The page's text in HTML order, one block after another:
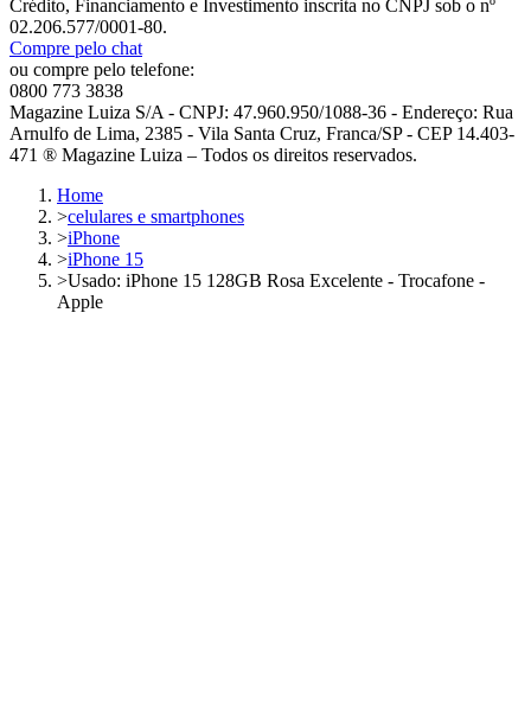
Crédito, Financiamento e Investimento inscrita no CNPJ sob o nº
02.206.577/0001-80.
Compre pelo chat
ou compre pelo telefone:
0800 773 3838
Magazine Luiza S/A - CNPJ: 47.960.950/1088-36 - Endereço: Rua
Arnulfo de Lima, 2385 - Vila Santa Cruz, Franca/SP - CEP 14.403-
471 ® Magazine Luiza – Todos os direitos reservados.
Home
>celulares e smartphones
>iPhone
>iPhone 15
>Usado: iPhone 15 128GB Rosa Excelente - Trocafone -
Apple